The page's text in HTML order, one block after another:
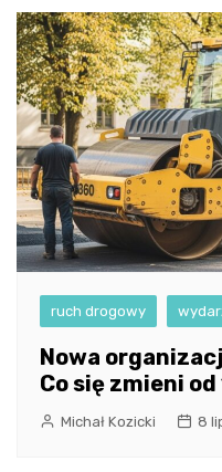
ruch drogowy
Nowa
Co się zmieni od
Michał Kozicki 8